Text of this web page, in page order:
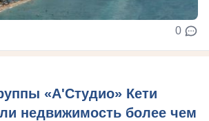
0
«А'Студио» Кети
недвижимость более чем